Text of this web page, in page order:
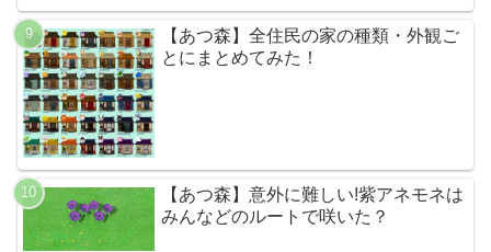
【あつ森】全住民の家の種類・外観ご
とにまとめてみた！
【あつ森】意外に難しい!紫アネモネは
みんなどのルートで咲いた？